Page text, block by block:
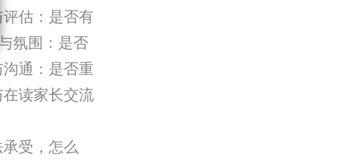
估：是否有
氛围：是否
通：是否重
读家长交流
受，怎么